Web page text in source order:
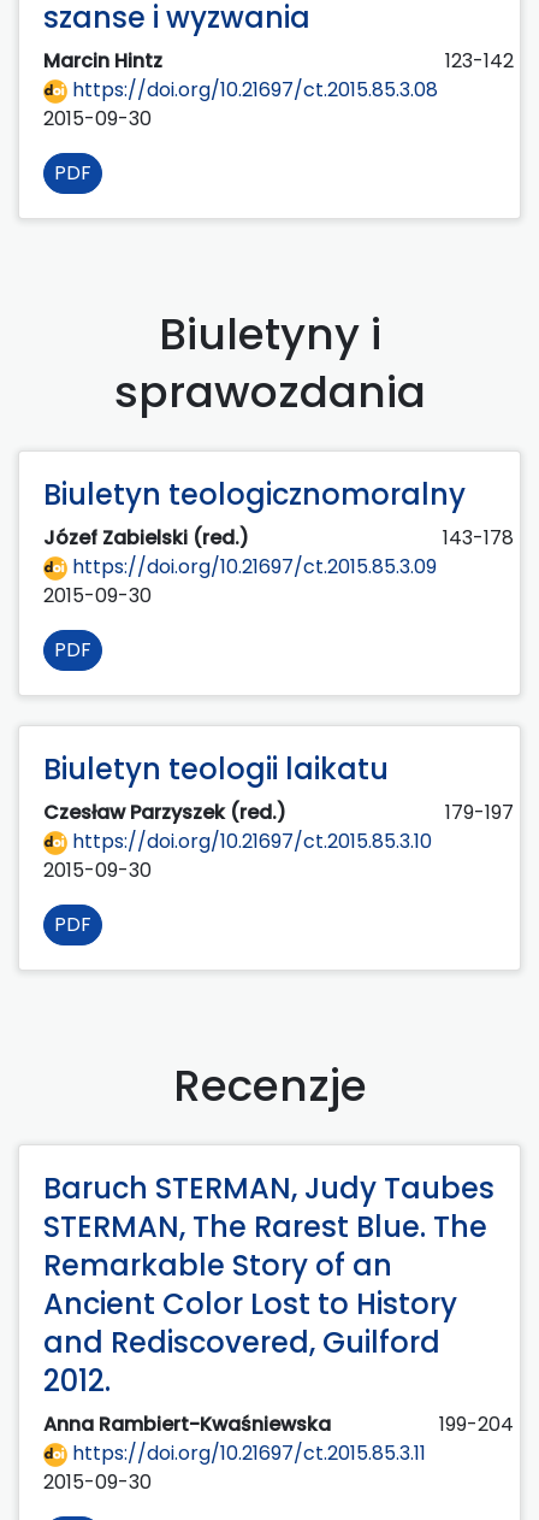
szanse i wyzwania
Marcin Hintz
123-142
https://doi.org/10.21697/ct.2015.85.3.08
2015-09-30
PDF
Biuletyny i
sprawozdania
Biuletyn teologicznomoralny
Józef Zabielski (red.)
143-178
https://doi.org/10.21697/ct.2015.85.3.09
2015-09-30
PDF
Biuletyn teologii laikatu
Czesław Parzyszek (red.)
179-197
https://doi.org/10.21697/ct.2015.85.3.10
2015-09-30
PDF
Recenzje
Baruch STERMAN, Judy Taubes
STERMAN, The Rarest Blue. The
Remarkable Story of an
Ancient Color Lost to History
and Rediscovered, Guilford
2012.
Anna Rambiert-Kwaśniewska
199-204
https://doi.org/10.21697/ct.2015.85.3.11
2015-09-30